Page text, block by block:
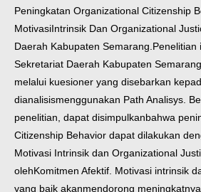
Peningkatan Organizational Citizenship
MotivasiIntrinsik Dan Organizational
Daerah Kabupaten Semarang.Penelitian
Sekretariat Daerah Kabupaten
melalui kuesioner yang disebarkan
dianalisismenggunakan Path Analisys.
penelitian, dapat disimpulkanbahwa
Citizenship Behavior dapat dilakukan
Motivasi Intrinsik dan Organizational
olehKomitmen Afektif. Motivasi intrinsik
yang baik akanmendorong